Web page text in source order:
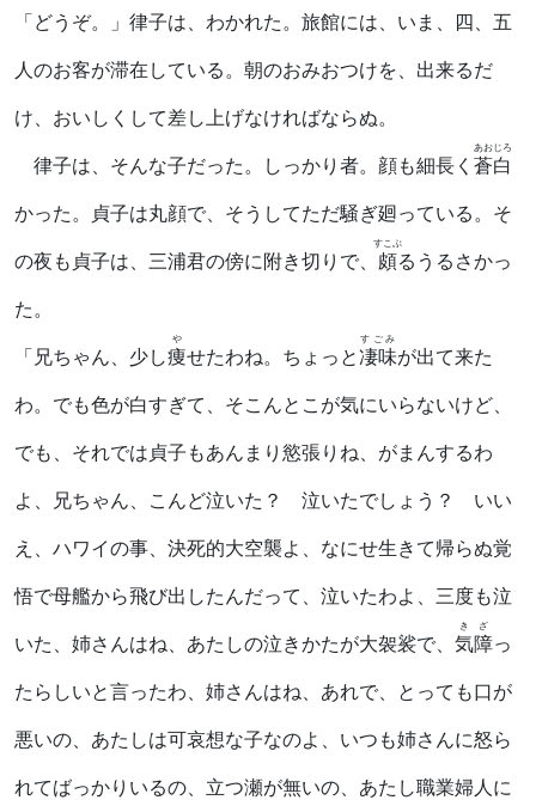
「どうぞ。」律子は、わかれた。旅館には、いま、四、五
人のお客が滞在している。朝のおみおつけを、出来るだ
け、おいしくして差し上げなければならぬ。
律子は、そんな子だった。しっかり者。顔も細長く 蒼白
あおじろ
かった。貞子は丸顔で、そうしてただ騒ぎ廻っている。そ
の夜も貞子は、三浦君の傍に附き切りで、 頗
すこぶ
るうるさかっ
た。
「兄ちゃん、少し痩
や
せたわね。ちょっと凄味
すごみ
が出て来た
わ。でも色が白すぎて、そこんとこが気にいらないけど、
でも、それでは貞子もあんまり慾張りね、がまんするわ
よ、兄ちゃん、こんど泣いた？ 泣いたでしょう？ いい
え、ハワイの事、決死的大空襲よ、なにせ生きて帰らぬ覚
悟で母艦から飛び出したんだって、泣いたわよ、三度も泣
いた、姉さんはね、あたしの泣きかたが大袈裟で、 気障
きざ
っ
たらしいと言ったわ、姉さんはね、あれで、とっても口が
悪いの、あたしは可哀想な子なのよ、いつも姉さんに怒ら
れてばっかりいるの、立つ瀬が無いの、あたし職業婦人に